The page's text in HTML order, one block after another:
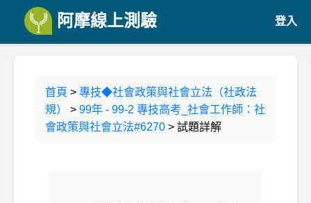
阿摩線上測驗 登入
首頁 > 專技◆社會政策與社會立法（社政法
規）
> 99年 - 99-2 專技高考_社會工作師：社
會政策與社會立法#6270 > 試題詳解